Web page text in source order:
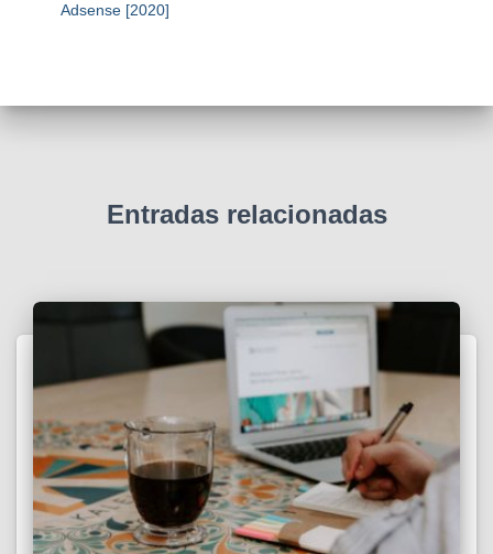
Adsense [2020]
Entradas relacionadas